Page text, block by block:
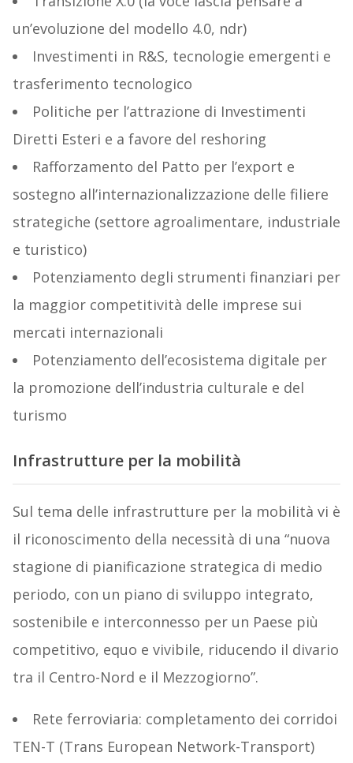
un’evoluzione del modello 4.0, ndr)
Investimenti in R&S, tecnologie emergenti e
trasferimento tecnologico
Politiche per l’attrazione di Investimenti
Diretti Esteri e a favore del reshoring
Rafforzamento del Patto per l’export e
sostegno all’internazionalizzazione delle filiere
strategiche (settore agroalimentare, industriale
e turistico)
Potenziamento degli strumenti finanziari per
la maggior competitività delle imprese sui
mercati internazionali
Potenziamento dell’ecosistema digitale per
la promozione dell’industria culturale e del
turismo
Infrastrutture per la mobilità
Sul tema delle infrastrutture per la mobilità vi è
il riconoscimento della necessità di una “nuova
stagione di pianificazione strategica di medio
periodo, con un piano di sviluppo integrato,
sostenibile e interconnesso per un Paese più
competitivo, equo e vivibile, riducendo il divario
tra il Centro-Nord e il Mezzogiorno”.
Rete ferroviaria: completamento dei corridoi
TEN-T (Trans European Network-Transport)